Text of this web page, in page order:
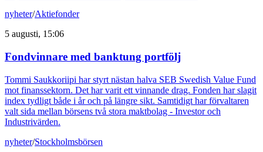
nyheter/Aktiefonder
5 augusti, 15:06
Fondvinnare med banktung portfölj
Tommi Saukkoriipi har styrt nästan halva SEB Swedish Value Fund
mot finanssektorn. Det har varit ett vinnande drag. Fonden har slagit
index tydligt både i år och på längre sikt. Samtidigt har förvaltaren
valt sida mellan börsens två stora maktbolag - Investor och
Industrivärden.
nyheter/Stockholmsbörsen